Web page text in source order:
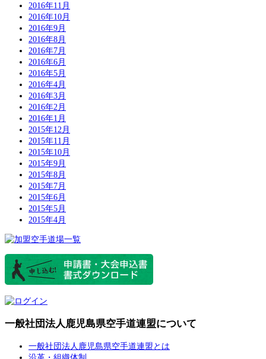
2016年11月
2016年10月
2016年9月
2016年8月
2016年7月
2016年6月
2016年5月
2016年4月
2016年3月
2016年2月
2016年1月
2015年12月
2015年11月
2015年10月
2015年9月
2015年8月
2015年7月
2015年6月
2015年5月
2015年4月
一般社団法人鹿児島県空手道連盟について
一般社団法人鹿児島県空手道連盟とは